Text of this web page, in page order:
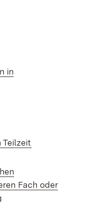
in
Teilzeit
Fach oder